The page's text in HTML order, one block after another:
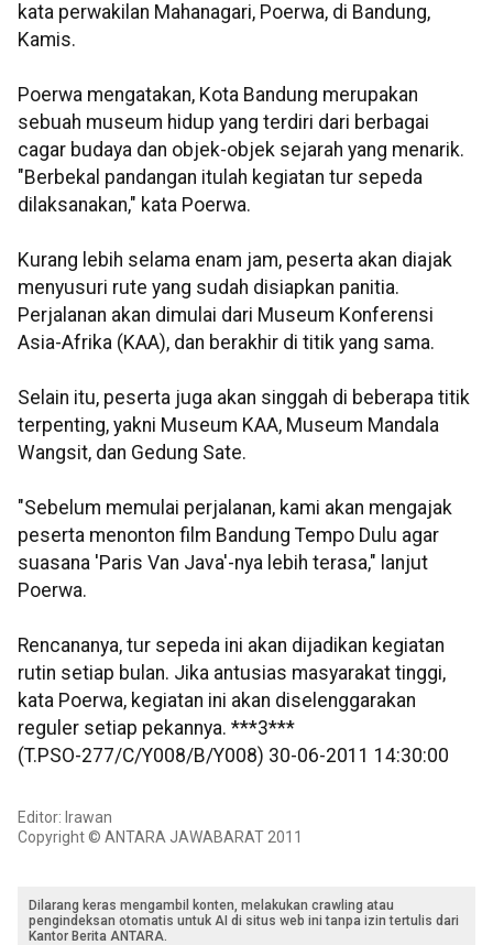
kata perwakilan Mahanagari, Poerwa, di Bandung,
Kamis.
Poerwa mengatakan, Kota Bandung merupakan
sebuah museum hidup yang terdiri dari berbagai
cagar budaya dan objek-objek sejarah yang menarik.
"Berbekal pandangan itulah kegiatan tur sepeda
dilaksanakan," kata Poerwa.
Kurang lebih selama enam jam, peserta akan diajak
menyusuri rute yang sudah disiapkan panitia.
Perjalanan akan dimulai dari Museum Konferensi
Asia-Afrika (KAA), dan berakhir di titik yang sama.
Selain itu, peserta juga akan singgah di beberapa titik
terpenting, yakni Museum KAA, Museum Mandala
Wangsit, dan Gedung Sate.
"Sebelum memulai perjalanan, kami akan mengajak
peserta menonton film Bandung Tempo Dulu agar
suasana 'Paris Van Java'-nya lebih terasa," lanjut
Poerwa.
Rencananya, tur sepeda ini akan dijadikan kegiatan
rutin setiap bulan. Jika antusias masyarakat tinggi,
kata Poerwa, kegiatan ini akan diselenggarakan
reguler setiap pekannya. ***3***
(T.PSO-277/C/Y008/B/Y008) 30-06-2011 14:30:00
Editor: Irawan
Copyright © ANTARA JAWABARAT 2011
Dilarang keras mengambil konten, melakukan crawling atau
pengindeksan otomatis untuk AI di situs web ini tanpa izin tertulis dari
Kantor Berita ANTARA.